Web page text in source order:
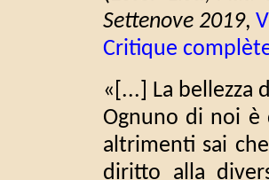
Settenove 2019,
Critique
«[...] La bellezza
Ognuno di noi è
altrimenti sai
diritto alla